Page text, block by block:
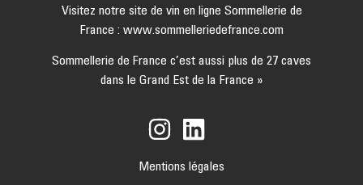
Visitez notre site de vin en ligne Sommellerie de
France : www.sommelleriedefrance.com
Sommellerie de France c’est aussi plus de 27 caves
dans le Grand Est de la France »
Mentions légales